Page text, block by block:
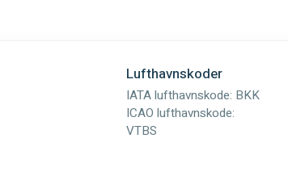
Lufthavnskoder
IATA lufthavnskode: BKK
ICAO lufthavnskode:
VTBS